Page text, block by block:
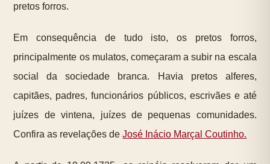
pretos forros.
Em consequência de tudo isto, os pretos forros,
principalmente os mulatos, começaram a subir na escala
social da sociedade branca. Havia pretos alferes,
capitães, padres, funcionários públicos, escrivães e até
juízes de vintena, juízes de pequenas comunidades.
Confira as revelações deJosé Inácio Marçal Coutinho.